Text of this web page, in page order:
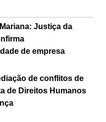
Justiça da
de empresa
de conflitos de
de Direitos Humanos